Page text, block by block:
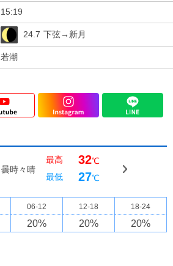
15:19
24.7 下弦→新月
若潮
曇時々晴
最高 32℃
最低
27℃
06-12 12-18 18-24
20% 20% 20%